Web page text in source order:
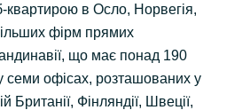
квартирою в Осло, Норвегія,
фірм прямих
що має понад 190
у семи офісах, розташованих у
Британії, Фінляндії, Швеції,